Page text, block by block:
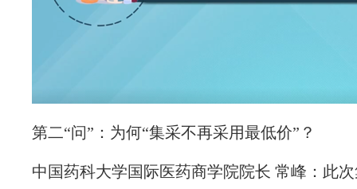
第二“问”：为何“集采不再采用最低价”？
中国药科大学国际医药商学院院长 常峰：此次